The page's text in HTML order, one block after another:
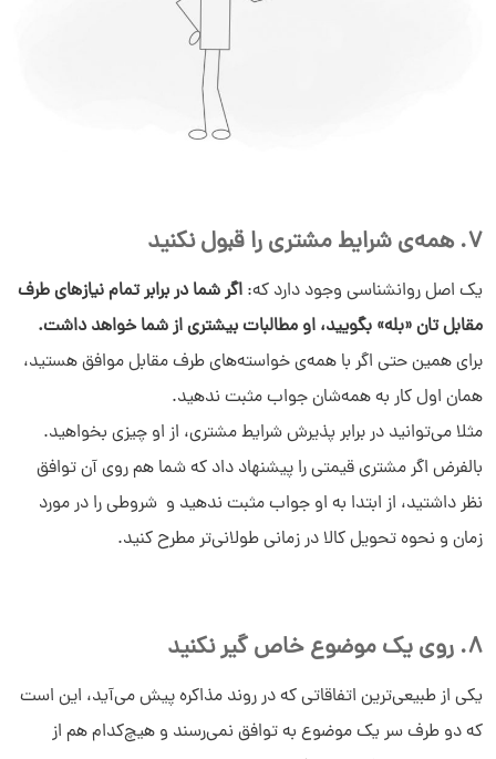
7. همه‌ی شرایط مشتری را قبول نکنید
یک اصل روانشناسی وجود دارد که: اگر شما در برابر تمام نیازهای طرف
مقابل تان «بله» بگویید، او مطالبات بیشتری از شما خواهد داشت.
برای همین حتی اگر با همه‌ی خواسته‌های طرف مقابل موافق هستید،
همان اول کار به همه‌شان جواب مثبت ندهید.
مثلا می‌توانید در برابر پذیرش شرایط مشتری، از او چیزی بخواهید.
بالفرض اگر مشتری قیمتی را پیشنهاد داد که شما هم روی آن توافق
نظر داشتید، از ابتدا به او جواب مثبت ندهید و شروطی را در مورد
زمان و نحوه تحویل کالا در زمانی طولانی‌تر مطرح کنید.
8. روی یک موضوع خاص گیر نکنید
یکی از طبیعی‌ترین اتفاقاتی که در روند مذاکره پیش می‌آید، این است
که دو طرف سر یک موضوع به توافق نمی‌رسند و هیچ‌کدام هم از